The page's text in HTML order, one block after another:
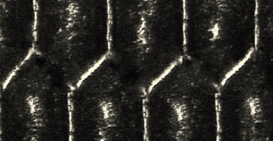
MaxFlo+
ProFlo
EasyFloHD